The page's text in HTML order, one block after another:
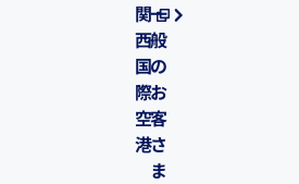
関
西
国
際
空
港
一
般
の
お
客
さ
ま